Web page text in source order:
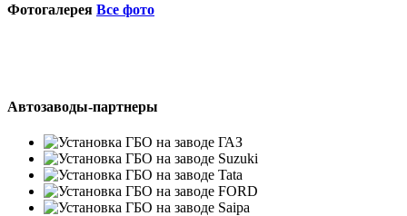
Фотогалерея Все фото
Автозаводы-партнеры